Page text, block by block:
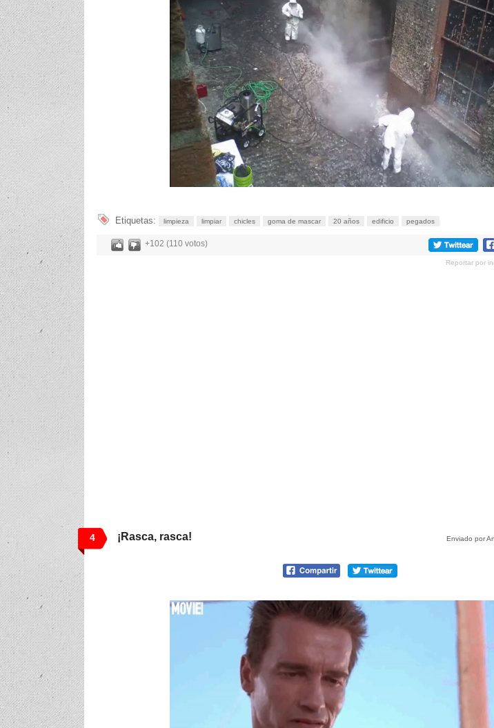
Etiquetas: limpieza limpiar chicles goma de mascar 20 años edificio pegados
+102 (110 votos)
Reportar por
4 Enviado por
¡Rasca, rasca!